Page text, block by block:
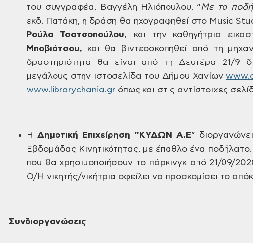
του συγγραφέα, Βαγγέλη Ηλιόπουλου, “Μετο
εκδ. Πατάκη, η δράση θα ηχογραφηθεί στο Music
Ρούλα Τσατσοπούλου, και την καθηγήτρια
Μποβιάτσου, και θα βιντεοσκοπηθεί από τη
δραστηριότητα θα είναι από τη Δευτέρα
21/9
μεγάλους στην ιστοσελίδα του Δήμου Χανίων
www.librarychania.gr όπως και στις αντίστοιχες
Η Δημοτική Επιχείρηση “ΚΥΔΩΝA.E”
Εβδομάδας Κινητικότητας, με έπαθλο ένα ποδήλατο.
που θα χρησιμοποιήσουν το πάρκινγκ από21/09/
Ο/Η νικητής/νικήτρια οφείλει να προσκομίσει το
Συνδιοργανώσεις